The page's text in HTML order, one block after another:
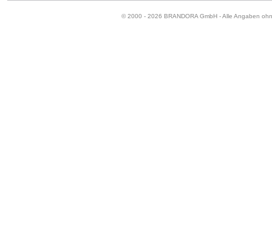
© 2000 - 2026 BRANDORA GmbH - Alle Angaben